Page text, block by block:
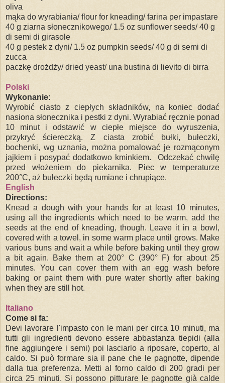
oliva
mąka do wyrabiania/ flour for kneading/ farina per impastare
40 g ziarna słonecznikowego/ 1.5 oz sunflower seeds/ 40 g
di semi di girasole
40 g pestek z dyni/ 1.5 oz pumpkin seeds/ 40 g di semi di
zucca
paczkę drożdży/ dried yeast/ una bustina di lievito di birra
Polski
Wykonanie:
Wyrobić ciasto z ciepłych składników, na koniec dodać
nasiona słonecznika i pestki z dyni. Wyrabiać ręcznie ponad
10 minut i odstawić w ciepłe miejsce do wyruszenia,
przykryć ściereczką. Z ciasta zrobić bułki, bułeczki,
bochenki, wg uznania, można pomalować je rozmąconym
jajkiem i posypać dodatkowo kminkiem. Odczekać chwilę
przed włożeniem do piekarnika. Piec w temperaturze
200°C, aż bułeczki będą rumiane i chrupiące.
English
Directions:
Knead a dough with your hands for at least 10 minutes,
using all the ingredients which need to be warm, add the
seeds at the end of kneading, though. Leave it in a bowl,
covered with a towel, in some warm place until grows. Make
various buns and wait a while before baking until they grow
a bit again. Bake them at 200° C (390° F) for about 25
minutes. You can cover them with an egg wash before
baking or paint them with pure water shortly after baking
when they are still hot.
Italiano
Come si fa:
Devi lavorare l'impasto con le mani per circa 10 minuti, ma
tutti gli ingredienti devono essere abbastanza tiepidi (alla
fine aggiungere i semi) poi lasciarlo a riposare, coperto, al
caldo. Si può formare sia il pane che le pagnotte, dipende
dalla tua preferenza. Metti al forno caldo di 200 gradi per
circa 25 minuti. Si possono pitturare le pagnotte già calde